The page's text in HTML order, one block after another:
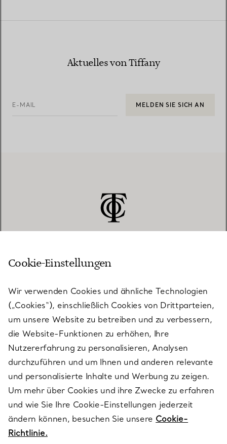
Aktuelles von Tiffany
E-MAIL MELDEN SIE SICH AN
KUNDENSERVICE
SERVICES
ÜBER TIFFANY & CO.
RECHTLICHE HINWEISE
FOLGEN SIE UNS
Cookie-Einstellungen
Wir verwenden Cookies und ähnliche Technologien
(„Cookies“), einschließlich Cookies von Drittparteien,
um unsere Website zu betreiben und zu verbessern,
die Website-Funktionen zu erhöhen, Ihre
Nutzererfahrung zu personalisieren, Analysen
durchzuführen und um Ihnen und anderen relevante
und personalisierte Inhalte und Werbung zu zeigen.
Um mehr über Cookies und ihre Zwecke zu erfahren
und wie Sie Ihre Cookie-Einstellungen jederzeit
ändern können, besuchen Sie unsere Cookie-
Richtlinie.